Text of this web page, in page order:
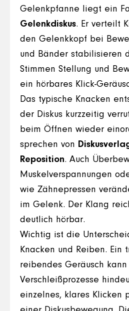
Gelenkpfanne liegt ein
Gelenkdiskus. Er verteilt
den Gelenkkopf bei
und Bänder stabilisieren
Stimmen Stellung und
ein hörbares Klick-
Das typische Knacken
der Diskus kurzzeitig
beim Öffnen wieder
sprechen von
Reposition. Auch
Muskelverspannungen
wie Zähnepressen
im Gelenk. Der Klang
deutlich hörbar.
Wichtig ist die
Knacken und Reiben. Ein
reibendes Geräusch kann
Verschleißprozesse
einzelnes, klares Klicken